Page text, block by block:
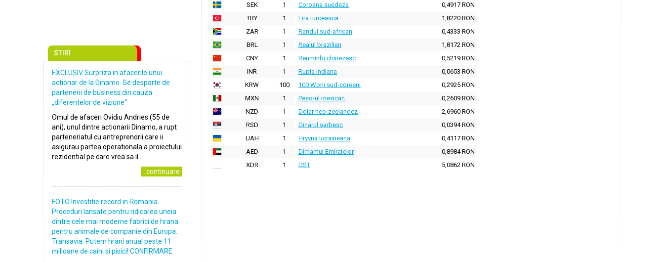
SEK
1 Coroana suedeza
0,4917 RON
TRY
1 Lira turceasca
1,8220 RON
ZAR
1 Randul sud-african
0,4333 RON
BRL
1 Realul brazilian
1,8172 RON
CNY
1 Renminbi chinezesc
0,5219 RON
INR
1 Rupia indiana
0,0653 RON
KRW
100 100 Woni sud-coreeni
0,2925 RON
MXN
1 Peso-ul mexican
0,2609 RON
NZD
1 Dolar neo-zeelandez
2,6960 RON
RSD
1 Dinarul sarbesc
0,0394 RON
UAH
1 Hryvna ucraineana
0,4117 RON
AED
1 Dirhamul Emiratelor
0,8984 RON
XDR
1 DST 5,0862 RON
STIRI
EXCLUSIV Surpriza in afacerile unui
actionar de la Dinamo. Se desparte de
partenerii de business din cauza
„diferentelor de viziune“
Omul de afaceri Ovidiu Andries (55 de
ani), unul dintre actionarii Dinamo, a rupt
parteneriatul cu antreprenorii care ii
asigurau partea operationala a proiectului
rezidential pe care vrea sa il..
..continuare
FOTO Investitie record in Romania.
Proceduri lansate pentru ridicarea uneia
dintre cele mai moderne fabrici de hrana
pentru animale de companie din Europa.
Transavia: Putem hrani anual peste 11
milioane de caini si pisici! CONFIRMARE